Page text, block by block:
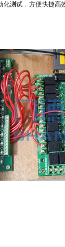
测试，方便快捷高